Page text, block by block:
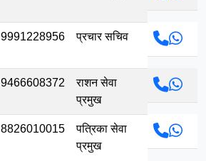
9991228956 प्रचार सचिव
9466608372
राशन सेवा
प्रमुख
8826010015
पत्रिका सेवा
प्रमुख